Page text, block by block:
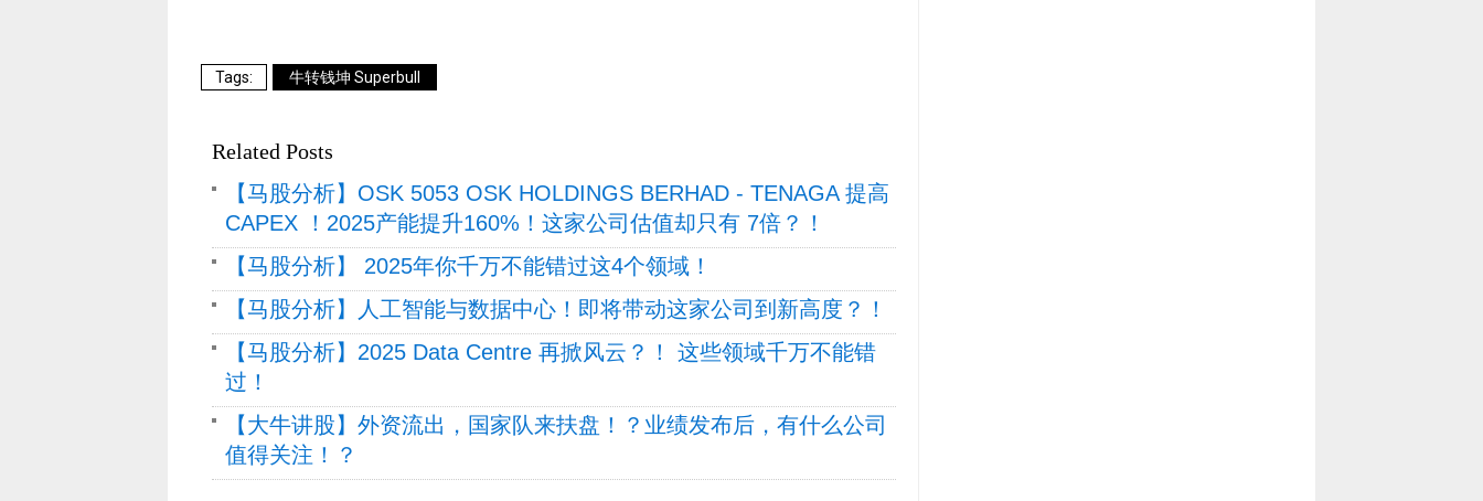
牛转钱坤 Superbull
Related Posts
【马股分析】OSK 5053 OSK HOLDINGS BERHAD - TENAGA 提高
CAPEX ！2025产能提升160%！这家公司估值却只有 7倍？！
【马股分析】 2025年你千万不能错过这4个领域！
【马股分析】人工智能与数据中心！即将带动这家公司到新高度？！
【马股分析】2025 Data Centre 再掀风云？！ 这些领域千万不能错
过！
【大牛讲股】外资流出，国家队来扶盘！？业绩发布后，有什么公司
值得关注！？